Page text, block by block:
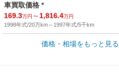
車買取価格 *
169.3万円 ～ 1,816.4万円
1998年式/20万km～ 1997年式/5千km
新車カタログ価格価格・相場をもっと見る